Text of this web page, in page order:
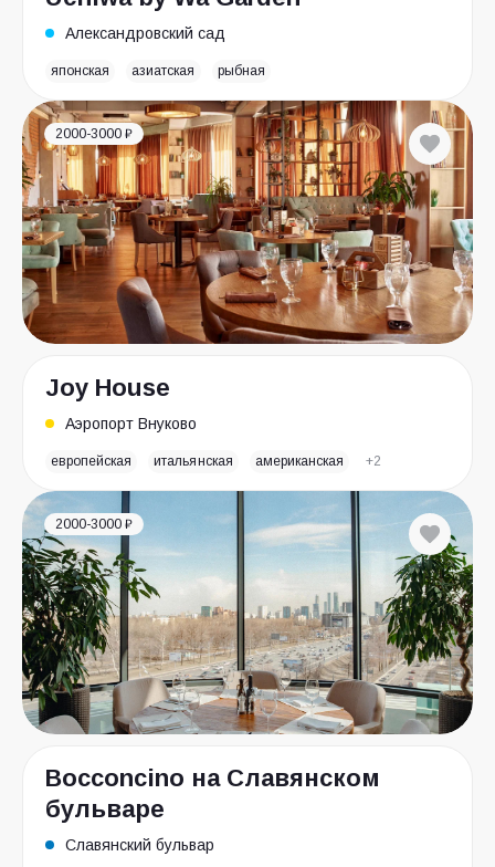
Александровский сад
японская азиатская рыбная
2000-3000 ₽
Joy House
Аэропорт Внуково
европейская итальянская американская +2
2000-3000 ₽
Bocconcino на Славянском
бульваре
Славянский бульвар